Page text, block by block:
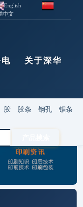
English
中文
关于深华
胶 胶条 钢孔
锯条